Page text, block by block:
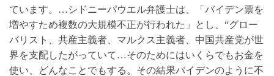
ています。…シドニーパウエル弁護士は、「バイデン票を
増やすため複数の大規模不正が行われた」とし、“グロー
バリスト、共産主義者、マルクス主義者、中国共産党が世
界を支配したがっていて…そのためにはいくらでもお金を
使い、どんなことでもする。その結果バイデンのように不